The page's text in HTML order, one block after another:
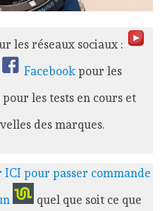
les réseaux sociaux :
Facebookpour les
pour les tests en cours et
des marques.
ICI pour passer commande
quel que soit ce que